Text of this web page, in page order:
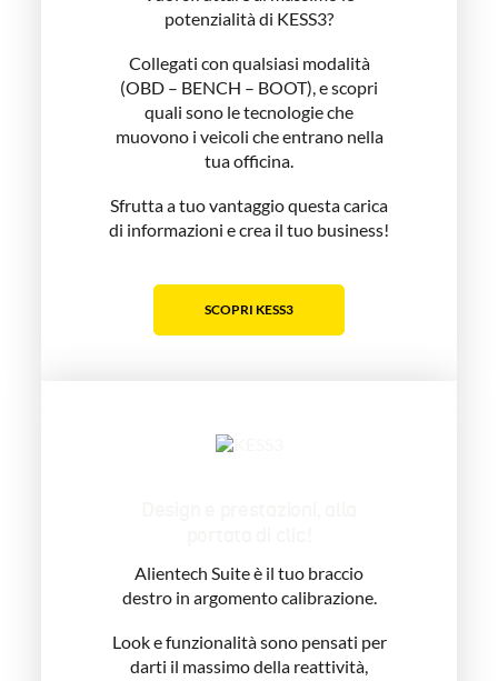
potenzialità di KESS3?
Collegati con qualsiasi modalità
(OBD – BENCH – BOOT), e scopri
quali sono le tecnologie che
muovono i veicoli che entrano nella
tua officina.
Sfrutta a tuo vantaggio questa carica
di informazioni e crea il tuo business!
SCOPRI KESS3
Alientech Suite è il tuo braccio
destro in argomento calibrazione.
Look e funzionalità sono pensati per
darti il massimo della reattività,